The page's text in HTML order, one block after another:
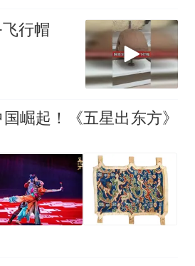
行帽
崛起！《五星出东方》